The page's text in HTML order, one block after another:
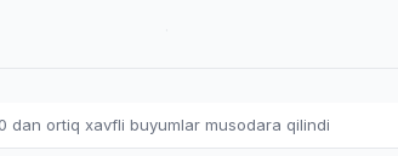
dan ortiq xavfli buyumlar musodara qilindi